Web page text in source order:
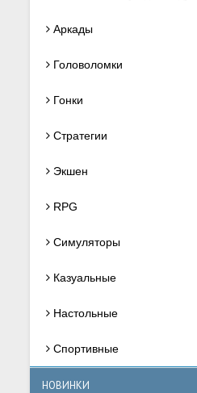
Аркады
Головоломки
Гонки
Стратегии
Экшен
RPG
Симуляторы
Казуальные
Настольные
Спортивные
НОВИНКИ